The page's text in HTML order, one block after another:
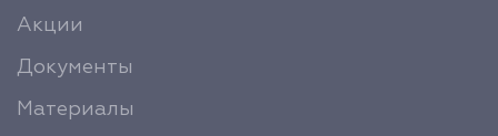
Акции
Документы
Материалы